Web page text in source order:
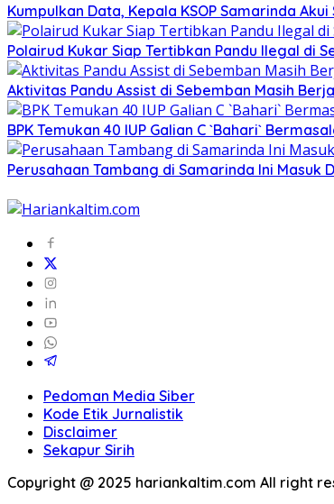
Kumpulkan Data, Kepala KSOP Samarinda
Polairud Kukar Siap Tertibkan Pandu Ilegal di
Aktivitas Pandu Assist di Sebemban Masih
BPK Temukan 40 IUP Galian C `Bahari`
Perusahaan Tambang di Samarinda Ini Masuk
Pedoman Media Siber
Kode Etik Jurnalistik
Disclaimer
Sekapur Sirih
Copyright @ 2025 hariankaltim.com All right